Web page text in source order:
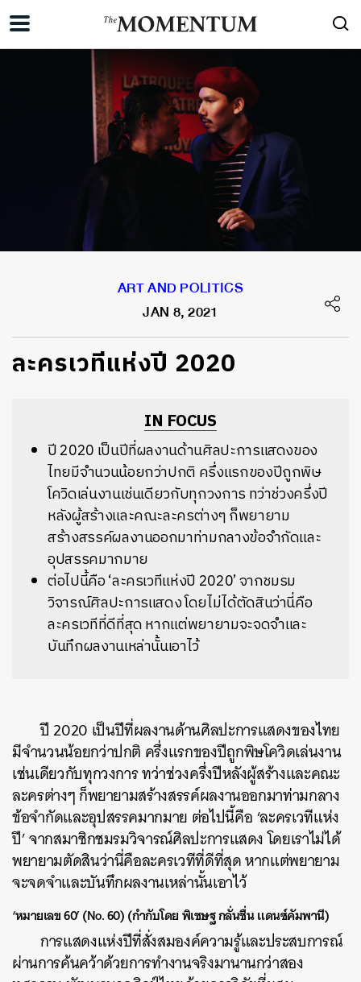
ART AND POLITICS
JAN 8, 2021
ละครเวทีแห่งปี 2020
IN FOCUS
ปี 2020 เป็นปีที่ผลงานด้านศิลปะการแสดงของ
ไทยมีจำนวนน้อยกว่าปกติ ครึ่งแรกของปีถูกพิษ
โควิดเล่นงานเช่นเดียวกับทุกวงการ ทว่าช่วงครึ่งปี
หลังผู้สร้างและคณะละครต่างๆ ก็พยายาม
สร้างสรรค์ผลงานออกมาท่ามกลางข้อจำกัดและ
อุปสรรคมากมาย
ต่อไปนี้คือ ‘ละครเวทีแห่งปี 2020’ จากชมรม
วิจารณ์ศิลปะการแสดง โดยไม่ได้ตัดสินว่านี่คือ
ละครเวทีที่ดีที่สุด หากแต่พยายามจะจดจำและ
บันทึกผลงานเหล่านั้นเอาไว้
ปี 2020 เป็นปีที่ผลงานด้านศิลปะการแสดงของไทย
มีจำนวนน้อยกว่าปกติ ครึ่งแรกของปีถูกพิษโควิดเล่นงาน
เช่นเดียวกับทุกวงการ ทว่าช่วงครึ่งปีหลังผู้สร้างและคณะ
ละครต่างๆ ก็พยายามสร้างสรรค์ผลงานออกมาท่ามกลาง
ข้อจำกัดและอุปสรรคมากมาย ต่อไปนี้คือ ‘ละครเวทีแห่ง
ปี’ จากสมาชิกชมรมวิจารณ์ศิลปะการแสดง โดยเราไม่ได้
พยายามตัดสินว่านี่คือละครเวทีที่ดีที่สุด หากแต่พยายาม
จะจดจำและบันทึกผลงานเหล่านั้นเอาไว้
‘หมายเลข 60’ (No. 60) (กำกับโดย พิเชษฐ กลั่นชื่น แดนซ์คัมพานี)
การแสดงแห่งปีที่สั่งสมองค์ความรู้และประสบการณ์
ผ่านการค้นคว้าด้วยการทำงานจริงมานานกว่าสอง